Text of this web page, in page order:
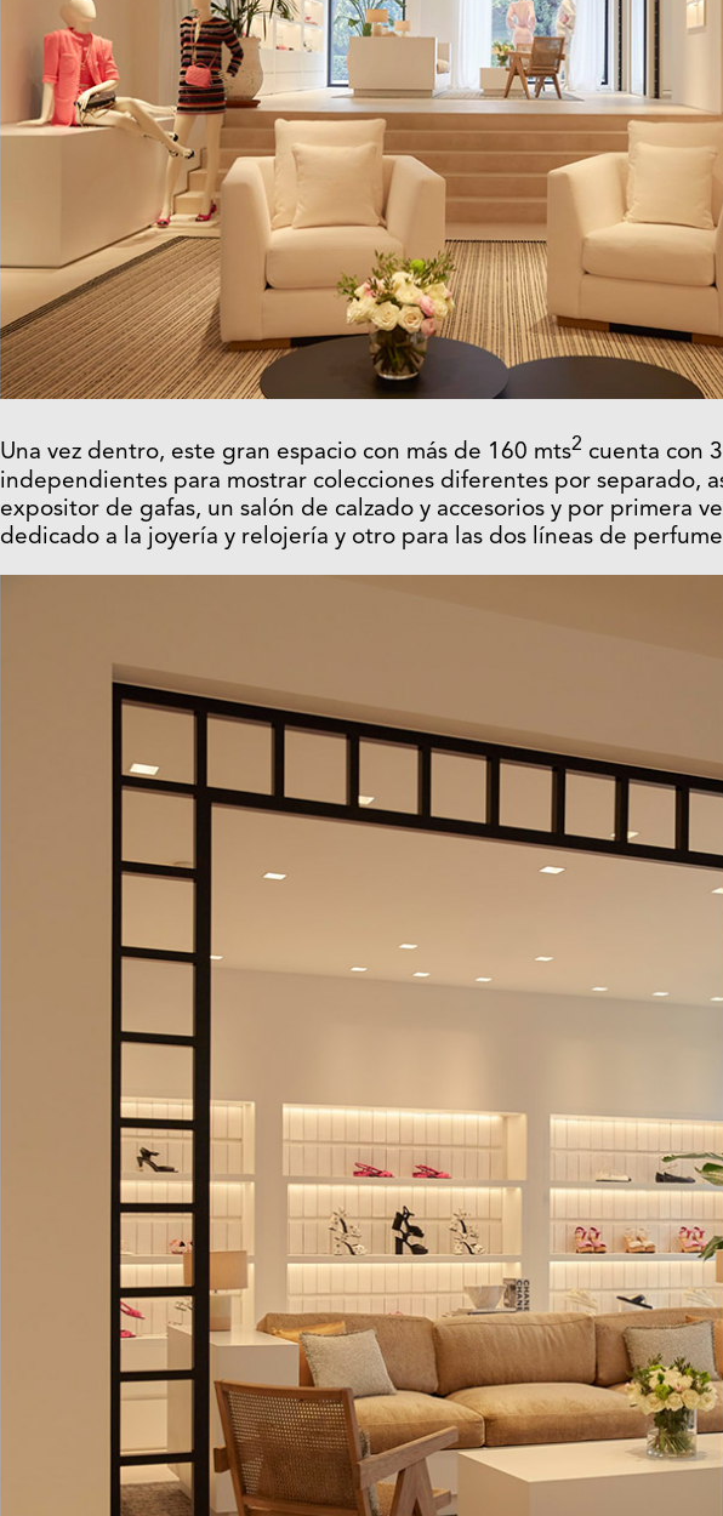
Una vez dentro, este gran espacio con más de 160 mts2 cuenta con
independientes para mostrar colecciones diferentes por separado,
expositor de gafas, un salón de calzado y accesorios y por primera
dedicado a la joyería y relojería y otro para las dos líneas de